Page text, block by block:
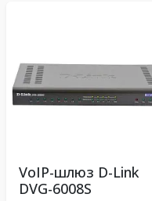
VoIP-шлюз D-Link
DVG-6008S